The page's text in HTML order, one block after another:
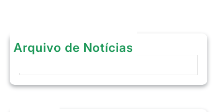
Arquivo de Notícias
Arquivos